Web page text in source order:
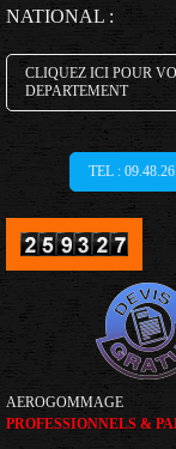
NATIONAL :
CLIQUEZ ICI POUR
DEPARTEMENT
TEL :
AEROGOMMAGE
PROFESSIONNELS &